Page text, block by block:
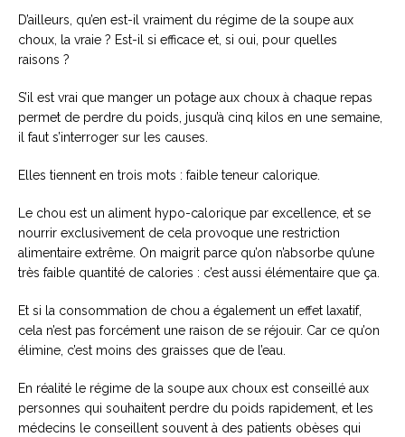
D’ailleurs, qu’en est-il vraiment du régime de la soupe aux
choux, la vraie ? Est-il si efficace et, si oui, pour quelles
raisons ?
S’il est vrai que manger un potage aux choux à chaque repas
permet de perdre du poids, jusqu’à cinq kilos en une semaine,
il faut s’interroger sur les causes.
Elles tiennent en trois mots : faible teneur calorique.
Le chou est un aliment hypo-calorique par excellence, et se
nourrir exclusivement de cela provoque une restriction
alimentaire extrême. On maigrit parce qu’on n’absorbe qu’une
très faible quantité de calories : c’est aussi élémentaire que ça.
Et si la consommation de chou a également un effet laxatif,
cela n’est pas forcément une raison de se réjouir. Car ce qu’on
élimine, c’est moins des graisses que de l’eau.
En réalité le régime de la soupe aux choux est conseillé aux
personnes qui souhaitent perdre du poids rapidement, et les
médecins le conseillent souvent à des patients obèses qui